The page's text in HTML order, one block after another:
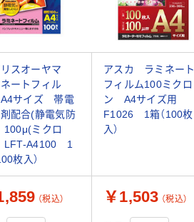
スオーヤマ
ートフィル
サイズ 帯電
配合(静電気防
ミクロ
A4100 1
枚入）
アスカ ラミネート
フィルム100ミクロ
ン A4サイズ用
F1026 1箱（100枚
入）
（税込） ￥1,503 （税込）